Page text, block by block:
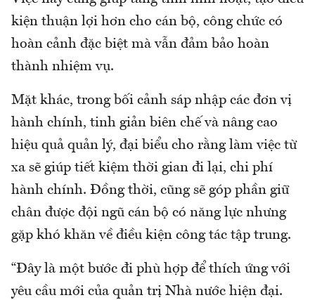
kiện thuận lợi hơn cho cán bộ, công chức có
hoàn cảnh đặc biệt mà vẫn đảm bảo hoàn
thành nhiệm vụ.
Mặt khác, trong bối cảnh sáp nhập các đơn vị
hành chính, tinh giản biên chế và nâng cao
hiệu quả quản lý, đại biểu cho rằng làm việc từ
xa sẽ giúp tiết kiệm thời gian đi lại, chi phí
hành chính. Đồng thời, cũng sẽ góp phần giữ
chân được đội ngũ cán bộ có năng lực nhưng
gặp khó khăn về điều kiện công tác tập trung.
“Đây là một bước đi phù hợp để thích ứng với
yêu cầu mới của quản trị Nhà nước hiện đại.